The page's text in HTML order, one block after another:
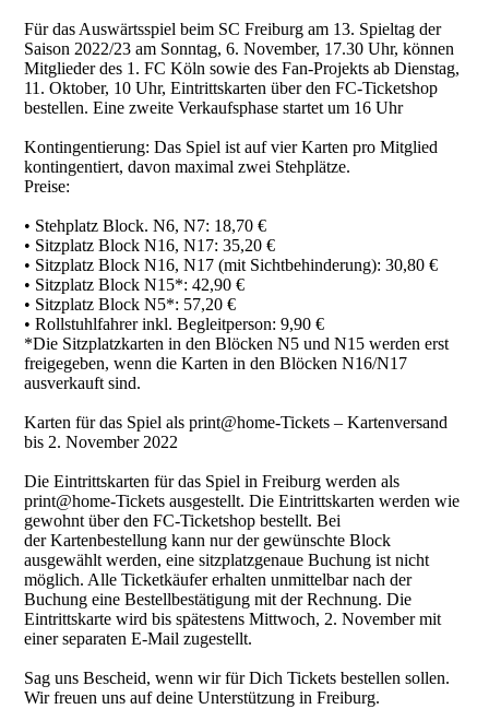
Für das Auswärtsspiel beim SC Freiburg am 13. Spieltag der
Saison 2022/23 am Sonntag, 6. November, 17.30 Uhr, können
Mitglieder des 1. FC Köln sowie des Fan-Projekts ab Dienstag,
11. Oktober, 10 Uhr, Eintrittskarten über den FC-Ticketshop
bestellen. Eine zweite Verkaufsphase startet um 16 Uhr
Kontingentierung: Das Spiel ist auf vier Karten pro Mitglied
kontingentiert, davon maximal zwei Stehplätze.
Preise:
• Stehplatz Block. N6, N7: 18,70 €
• Sitzplatz Block N16, N17: 35,20 €
• Sitzplatz Block N16, N17 (mit Sichtbehinderung): 30,80 €
• Sitzplatz Block N15*: 42,90 €
• Sitzplatz Block N5*: 57,20 €
• Rollstuhlfahrer inkl. Begleitperson: 9,90 €
*Die Sitzplatzkarten in den Blöcken N5 und N15 werden erst
freigegeben, wenn die Karten in den Blöcken N16/N17
ausverkauft sind.
Karten für das Spiel als print@home-Tickets – Kartenversand
bis 2. November 2022
Die Eintrittskarten für das Spiel in Freiburg werden als
print@home-Tickets ausgestellt. Die Eintrittskarten werden wie
gewohnt über den FC-Ticketshop bestellt. Bei
der Kartenbestellung kann nur der gewünschte Block
ausgewählt werden, eine sitzplatzgenaue Buchung ist nicht
möglich. Alle Ticketkäufer erhalten unmittelbar nach der
Buchung eine Bestellbestätigung mit der Rechnung. Die
Eintrittskarte wird bis spätestens Mittwoch, 2. November mit
einer separaten E-Mail zugestellt.
Sag uns Bescheid, wenn wir für Dich Tickets bestellen sollen.
Wir freuen uns auf deine Unterstützung in Freiburg.